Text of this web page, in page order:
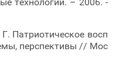
Патриотическое восп
перспективы // Мос